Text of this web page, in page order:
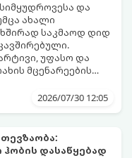
და
ახალი
ხშირად საკმაოდ დიდ
უფასო და
მცენარეების
რადგან პროცესი
ფესვები
2026/07/30 12:05
ჰობის დასაწყებად